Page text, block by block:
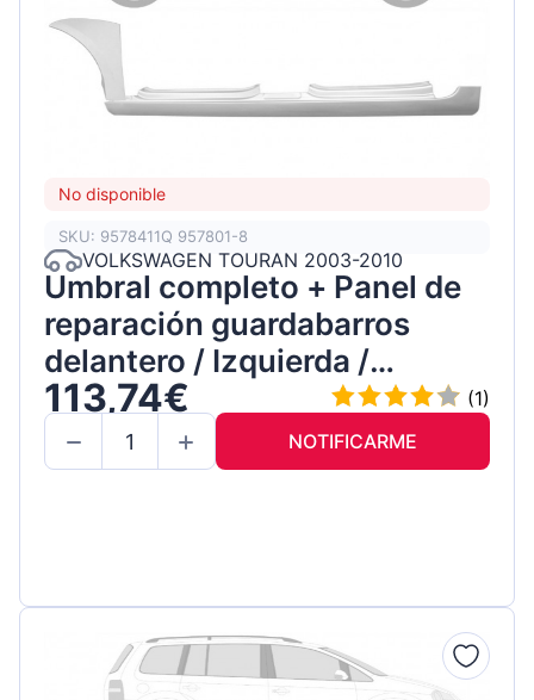
No disponible
SKU: 9578411Q 957801-8
VOLKSWAGEN TOURAN 2003-2010
Umbral completo + Panel de
reparación guardabarros
delantero / Izquierda /
Conjunto
113,74€
(1)
NOTIFICARME